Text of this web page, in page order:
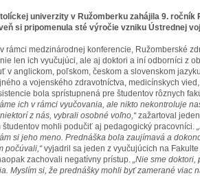
univerzity v Ružomberku zahájila 9. ročník
si pripomenula sté výročie vzniku Ústrednej
rámci medzinárodnej konferencie, Ružomberské
len ich vyučujúci, ale aj doktori a iní odborníci z
v anglickom, poľskom, českom a slovenskom
a vojenského zdravotníctva, medicínskych
bola sprístupnená pre študentov rôznych
ich v rámci vyučovania, ale nikto nekontroluje
z nás, vybrali osobné voľno,“zažartoval
študentov mohli podučiť aj pedagogický pracovníci.
si jeho meno. Prednáška bola zaujímavá a
počúvali,“vyjadril sa jeden z vyučujúcich na
zachovali negatívny prístup. „Nie sme
Myslím si, že prednášky mohli byť zamerané viac